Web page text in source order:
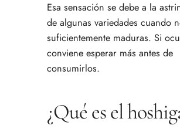
Esa sensación se debe a la
de algunas variedades cuando
suficientemente maduras. Si
conviene esperar más antes de
consumirlos.
¿Qué es el